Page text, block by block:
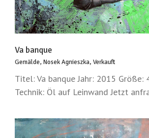
Va banque
Gemälde, Nosek Agnieszka, Verkauft
Titel: Va banque Jahr: 2015 Größe:
Technik: Öl auf Leinwand Jetzt